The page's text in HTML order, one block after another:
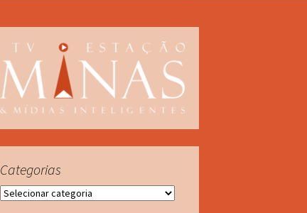
Categorias
Categorias